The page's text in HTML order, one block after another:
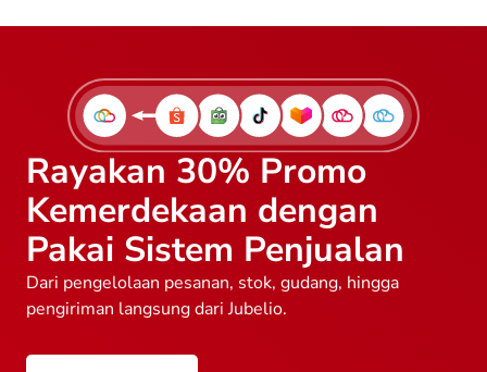
Rayakan 30% Promo
Kemerdekaan dengan
Pakai Sistem Penjualan
Dari pengelolaan pesanan, stok, gudang, hingga
pengiriman langsung dari Jubelio.